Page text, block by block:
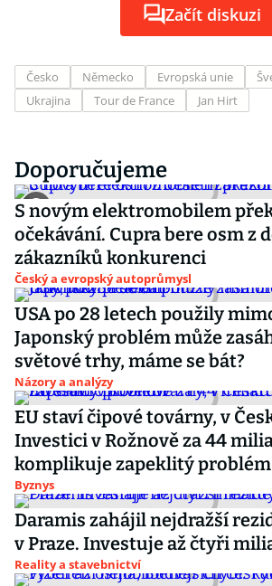
Začít diskuzi
Česko Německo Evropská unie
Ukrajina
Tour de France Jan Hirt
Doporučujeme
S novým elektromobilem
očekávání. Cupra bere osm z
zákazníků konkurenci
Český a evropský autoprůmysl
USA po 28 letech použily
Japonský problém může
světové trhy, máme se bát?
Názory a analýzy
EU staví čipové továrny, v
Investici v Rožnově za 44
komplikuje zapeklitý problém
Byznys
Daramis zahájil nejdražší
v Praze. Investuje až čtyři
Reality a stavebnictví